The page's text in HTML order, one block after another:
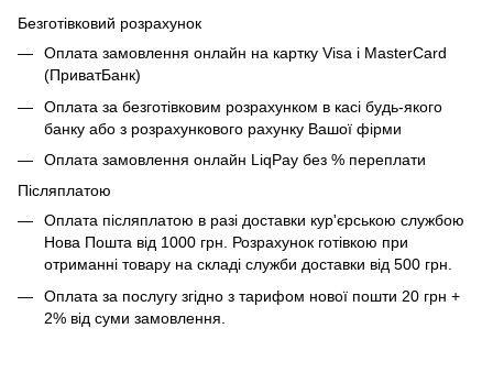
Безготівковий розрахунок
Оплата замовлення онлайн на картку Visa і MasterCard
(ПриватБанк)
Оплата за безготівковим розрахунком в касі будь-якого
банку або з розрахункового рахунку Вашої фірми
Оплата замовлення онлайн LiqPay без % переплати
Післяплатою
Оплата післяплатою в разі доставки кур'єрською службою
Нова Пошта від 1000 грн. Розрахунок готівкою при
отриманні товару на складі служби доставки від 500 грн.
Оплата за послугу згідно з тарифом нової пошти 20 грн +
2% від суми замовлення.